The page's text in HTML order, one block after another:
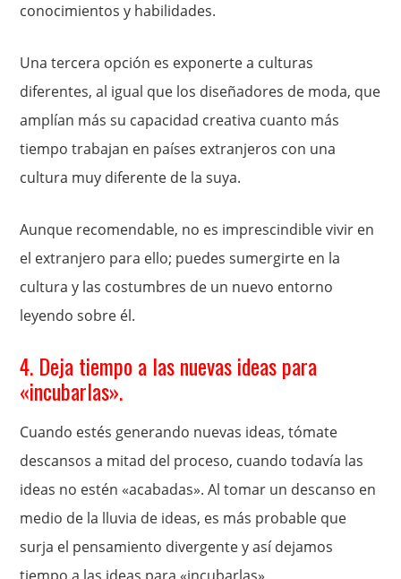
conocimientos y habilidades.
Una tercera opción es exponerte a culturas
diferentes, al igual que los diseñadores de moda, que
amplían más su capacidad creativa cuanto más
tiempo trabajan en países extranjeros con una
cultura muy diferente de la suya.
Aunque recomendable, no es imprescindible vivir en
el extranjero para ello; puedes sumergirte en la
cultura y las costumbres de un nuevo entorno
leyendo sobre él.
4. Deja tiempo a las nuevas ideas para
«incubarlas».
Cuando estés generando nuevas ideas, tómate
descansos a mitad del proceso, cuando todavía las
ideas no estén «acabadas». Al tomar un descanso en
medio de la lluvia de ideas, es más probable que
surja el pensamiento divergente y así dejamos